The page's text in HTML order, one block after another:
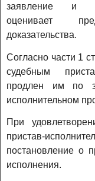
заявление и
оценивает
доказательства.
Согласно части 1
судебным
продлен им по
исполнительном
При
пристав-
постановление о
исполнения.